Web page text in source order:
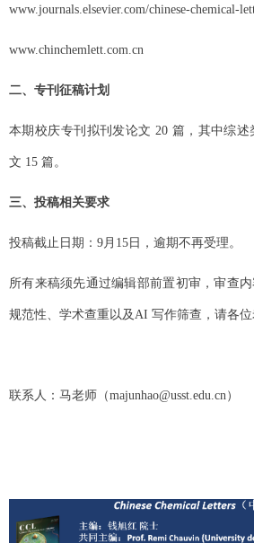
www.journals.elsevier.com/chinese-chemical-
www.chinchemlett.com.cn
二、专刊征稿计划
本期校庆专刊拟刊发论文 20 篇，其中综述
文 15 篇。
三、投稿相关要求
投稿截止日期：9月 15 日，逾期不再受理。
所有来稿须先通过编辑部前置初审，审查
规范性、学术查重以及AI 写作筛查，请各位
联系人： 马老师 （majunhao@usst.edu.cn）